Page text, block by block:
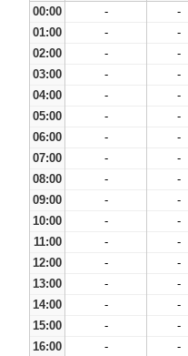
00:00
- -
01:00
- -
02:00
- -
03:00
- -
04:00
- -
05:00
- -
06:00
- -
07:00
- -
08:00
- -
09:00
- -
10:00
- -
11:00
- -
12:00
- -
13:00
- -
14:00
- -
15:00
- -
16:00
- -